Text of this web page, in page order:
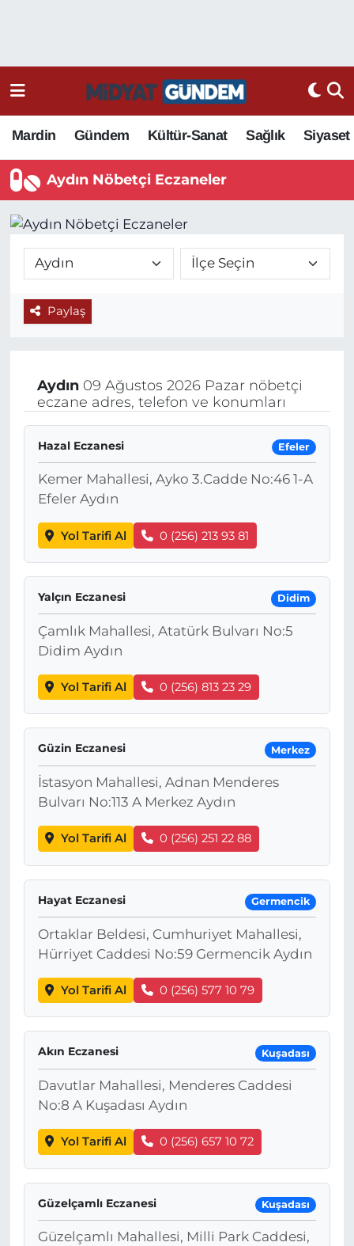
Mardin Gündem Kültür-Sanat Sağlık Siyaset
Aydın Nöbetçi Eczaneler
Paylaş
Aydın09 Ağustos 2026 Pazar nöbetçi
eczane adres, telefon ve konumları
Hazal Eczanesi Efeler
Kemer Mahallesi, Ayko 3.Cadde No:46 1-A
Efeler Aydın
Yol Tarifi Al 0 (256) 213 93 81
Yalçın Eczanesi Didim
Çamlık Mahallesi, Atatürk Bulvarı No:5
Didim Aydın
Yol Tarifi Al 0 (256) 813 23 29
Güzin Eczanesi Merkez
İstasyon Mahallesi, Adnan Menderes
Bulvarı No:113 A Merkez Aydın
Yol Tarifi Al 0 (256) 251 22 88
Hayat Eczanesi Germencik
Ortaklar Beldesi, Cumhuriyet Mahallesi,
Hürriyet Caddesi No:59 Germencik Aydın
Yol Tarifi Al 0 (256) 577 10 79
Akın Eczanesi Kuşadası
Davutlar Mahallesi, Menderes Caddesi
No:8 A Kuşadası Aydın
Yol Tarifi Al 0 (256) 657 10 72
Güzelçamlı Eczanesi Kuşadası
Güzelçamlı Mahallesi, Milli Park Caddesi,